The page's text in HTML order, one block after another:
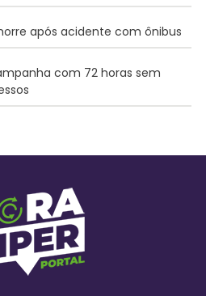
após acidente com ônibus
com 72 horas sem